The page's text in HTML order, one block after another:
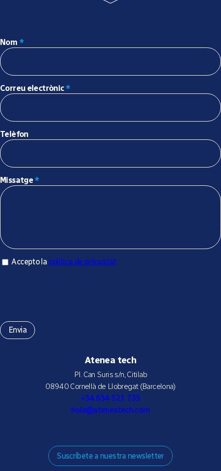
Atenea tech
Pl. Can Suris s/n, Citilab
08940 Cornellà de Llobregat (Barcelona)
+34 634 521 733
hola@ateneatech.com
Suscríbete a nuestra newsletter
Nom *
Correu electrònic *
Telèfon
Missatge *
Accepto la política de privacitat
Accepto la política de privacitat